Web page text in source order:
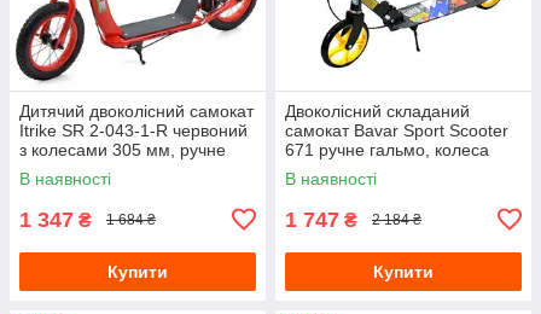
Дитячий двоколісний самокат
Itrike SR 2-043-1-R червоний
з колесами 305 мм, ручне
гальмо
В наявності
1 347 ₴ 1 684 ₴
Купити
Двоколісний складаний
самокат Bavar Sport Scooter
671 ручне гальмо, колеса
200 мм, Жовтий
В наявності
1 747 ₴ 2 184 ₴
Купити